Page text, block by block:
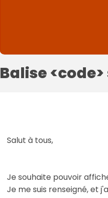
Balise
Salut à tous,
Je souhaite pouvoir
Je me suis renseigné, et